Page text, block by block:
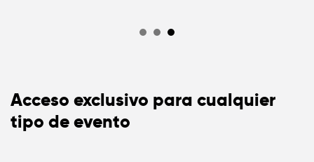
Acceso exclusivo para cualquier
tipo de evento